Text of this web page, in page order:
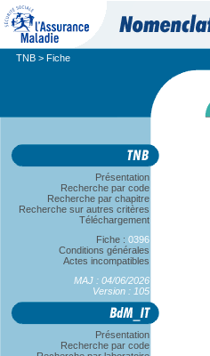
TNB > Fiche
Présentation
Recherche par code
Recherche par chapitre
Recherche sur autres critères
Téléchargement
Fiche : 0396
Conditions générales
Actes incompatibles
MAJ : 04/06/2026
Version : 105
Présentation
Recherche par code